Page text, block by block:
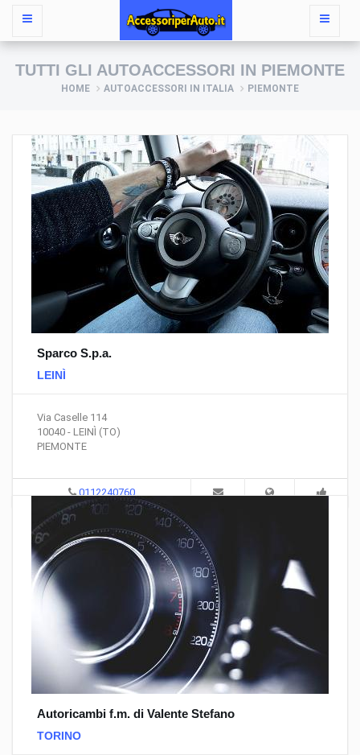
TUTTI GLI AUTOACCESSORI IN PIEMONTE
HOME AUTOACCESSORI IN ITALIA PIEMONTE
Sparco S.p.a.
LEINÌ
Via Caselle 114
10040 - LEINÌ (TO)
PIEMONTE
0112240760
Autoricambi f.m. di Valente Stefano
TORINO